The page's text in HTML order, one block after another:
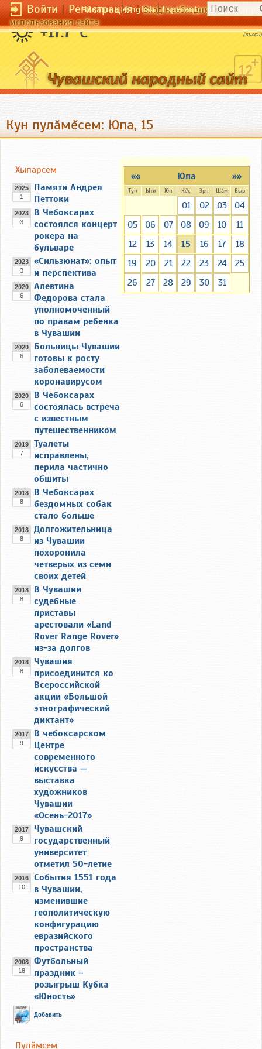
Войти|Регистрация|Вход необходим для
использования сайта
Чӑвашла English Esperanto
+17.7 °C Не желай невозможного.
(Хилон)
Кун пулăмĕсем: Юпа, 15
»»
«« Юпа
Тун Ытл Юн Кĕç Эрн Шăм Выр
01 02 03
04
05
06 07 08 09 10
11
12
13 14 15 16 17
18
19
20 21 22 23 24
25
26
27 28 29 30 31
Хыпарсем
2025
1
Памяти Андрея
Петтоки
2023
3
В Чебоксарах
состоялся концерт
рокера на
бульваре
2023
3
«Сильзюнат»: опыт
и перспектива
2020
6
Алевтина
Федорова стала
уполномоченный
по правам ребенка
в Чувашии
2020
6
Больницы Чувашии
готовы к росту
заболеваемости
коронавирусом
2020
6
В Чебоксарах
состоялась встреча
с известным
путешественником
2019
7
Туалеты
исправлены,
перила частично
обшиты
2018
8
В Чебоксарах
бездомных собак
стало больше
2018
8
Долгожительница
из Чувашии
похоронила
четверых из семи
своих детей
2018
8
В Чувашии
судебные
приставы
арестовали «Land
Rover Range Rover»
из-за долгов
2018
8
Чувашия
присоединится ко
Всероссийской
акции «Большой
этнографический
диктант»
2017
9
В чебоксарском
Центре
современного
искусства —
выставка
художников
Чувашии
«Осень-2017»
2017
9
Чувашский
государственный
университет
отметил 50-летие
2016
10
События 1551 года
в Чувашии,
изменившие
геополитическую
конфигурацию
евразийского
пространства
2008
18
Футбольный
праздник –
розыгрыш Кубка
«Юность»
Добавить
Пулăмсем